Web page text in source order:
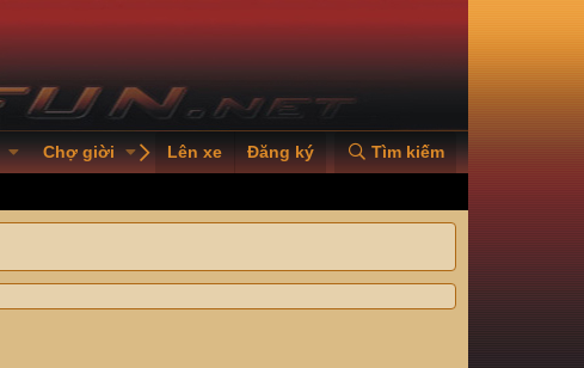
Chợ giời PVOILVGC2026
Lên xe Đăng ký Tìm kiếm